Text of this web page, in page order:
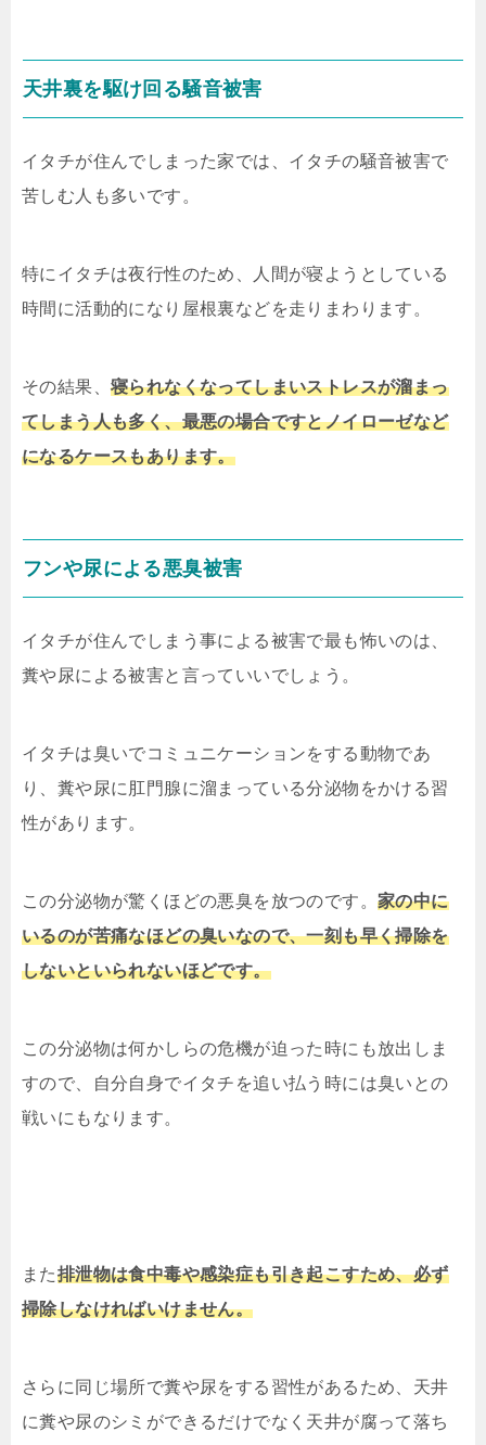
天井裏を駆け回る騒音被害
イタチが住んでしまった家では、イタチの騒音被害で
苦しむ人も多いです。
特にイタチは夜行性のため、人間が寝ようとしている
時間に活動的になり屋根裏などを走りまわります。
その結果、 寝られなくなってしまいストレスが溜まっ
てしまう人も多く、最悪の場合ですとノイローゼなど
になるケースもあります。
フンや尿による悪臭被害
イタチが住んでしまう事による被害で最も怖いのは、
糞や尿による被害と言っていいでしょう。
イタチは臭いでコミュニケーションをする動物であ
り、糞や尿に肛門腺に溜まっている分泌物をかける習
性があります。
この分泌物が驚くほどの悪臭を放つのです。 家の中に
いるのが苦痛なほどの臭いなので、一刻も早く掃除を
しないといられないほどです。
この分泌物は何かしらの危機が迫った時にも放出しま
すので、自分自身でイタチを追い払う時には臭いとの
戦いにもなります。
また排泄物は食中毒や感染症も引き起こすため、必ず
掃除しなければいけません。
さらに同じ場所で糞や尿をする習性があるため、天井
に糞や尿のシミができるだけでなく天井が腐って落ち